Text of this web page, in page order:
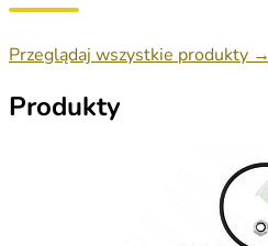
Przeglądaj wszystkie produkty →
Produkty